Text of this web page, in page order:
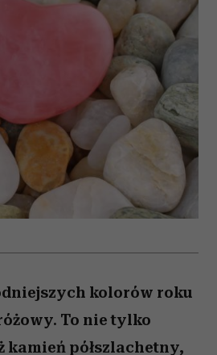
kolorów roku
To nie tylko
kamień półszlachetny,